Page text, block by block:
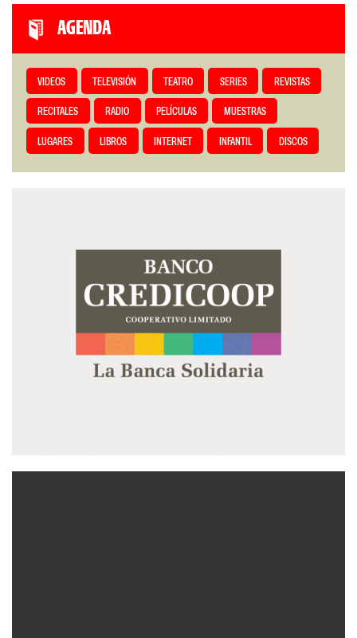
AGENDA
VIDEOS TELEVISIÓN TEATRO SERIES REVISTAS
RECITALES RADIO PELÍCULAS MUESTRAS
LUGARES LIBROS INTERNET INFANTIL DISCOS